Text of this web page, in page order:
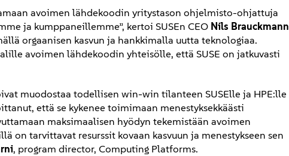
avoimen lähdekoodin yritystason ohjelmisto-ohjattuja
ja kumppaneillemme”, kertoi SUSEn CEO Nils Brauckmann
orgaanisen kasvun ja hankkimalla uutta teknologiaa.
avoimen lähdekoodin yhteisölle, että SUSE on jatkuvasti
muodostaa todellisen win-win tilanteen SUSElle ja HPE:lle
että se kykenee toimimaan menestyksekkäästi
maksimaalisen hyödyn tekemistään avoimen
on tarvittavat resurssit kovaan kasvuun ja menestykseen sen
, program director, Computing Platforms.